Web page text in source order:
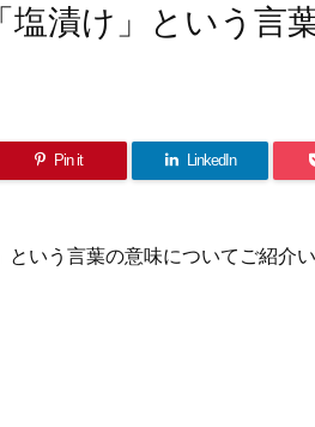
漬け」という言
Pin it LinkedIn
いう言葉の意味についてご紹介い